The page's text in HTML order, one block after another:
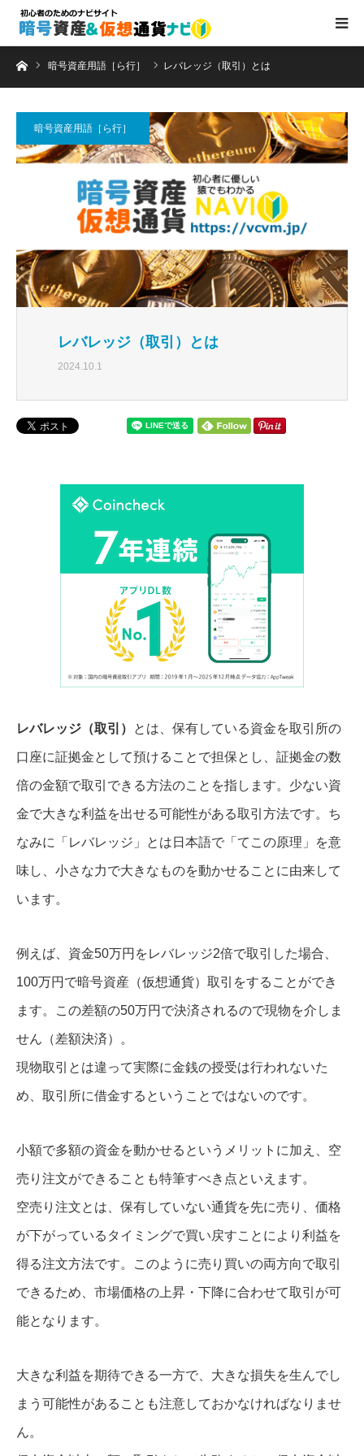
ホーム暗号資産用語［ら行］ レバレッジ（取引）とは
暗号資産用語［ら行］
レバレッジ（取引）とは
2024.10.1
レバレッジ（取引） とは、保有している資金を取引所の
口座に証拠金として預けることで担保とし、証拠金の数
倍の金額で取引できる方法のことを指します。少ない資
金で大きな利益を出せる可能性がある取引方法です。ち
なみに「レバレッジ」とは日本語で「てこの原理」を意
味し、小さな力で大きなものを動かせることに由来して
います。
例えば、資金50万円をレバレッジ2倍で取引した場合、
100万円で暗号資産（仮想通貨）取引をすることができ
ます。この差額の50万円で決済されるので現物を介しま
せん（差額決済）。
現物取引とは違って実際に金銭の授受は行われないた
め、取引所に借金するということではないのです。
小額で多額の資金を動かせるというメリットに加え、空
売り注文ができることも特筆すべき点といえます。
空売り注文とは、保有していない通貨を先に売り、価格
が下がっているタイミングで買い戻すことにより利益を
得る注文方法です。このように売り買いの両方向で取引
できるため、市場価格の上昇・下降に合わせて取引が可
能となります。
大きな利益を期待できる一方で、大きな損失を生んでし
まう可能性があることも注意しておかなければなりませ
ん。